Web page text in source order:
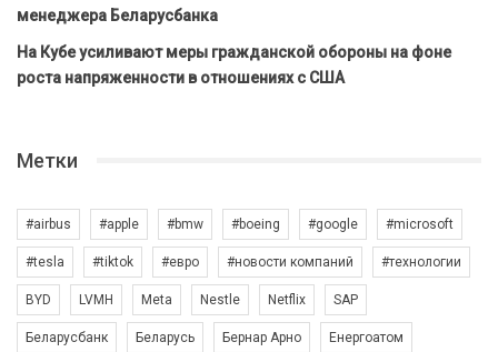
менеджера Беларусбанка
На Кубе усиливают меры гражданской обороны на фоне
роста напряженности в отношениях с США
Метки
#airbus #apple #bmw #boeing #google #microsoft
#tesla #tiktok #евро #новости компаний #технологии
BYD LVMH Meta Nestle Netflix SAP
Беларусбанк Беларусь Бернар Арно Енергоатом